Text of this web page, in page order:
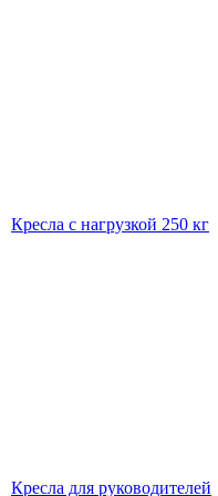
Кресла с нагрузкой 250 кг
Кресла для руководителей